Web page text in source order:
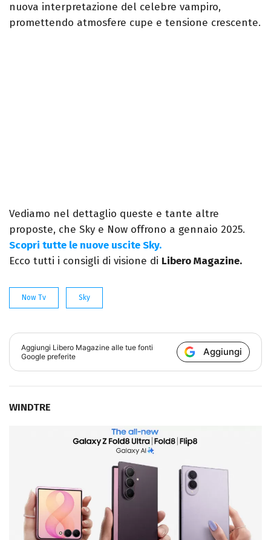
nuova interpretazione del celebre vampiro,
promettendo atmosfere cupe e tensione crescente.
Vediamo nel dettaglio queste e tante altre
proposte, che Sky e Now offrono a gennaio 2025.
Scopri tutte le nuove uscite Sky.
Ecco tutti i consigli di visione di Libero Magazine.
Now Tv Sky
Aggiungi Libero Magazine alle tue fonti
Google preferite
Aggiungi
WINDTRE